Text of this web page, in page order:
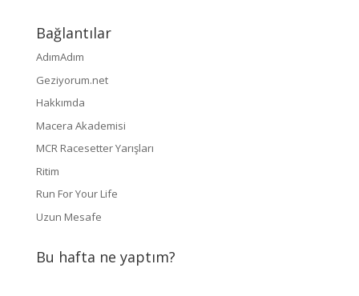
Bağlantılar
AdımAdım
Geziyorum.net
Hakkımda
Macera Akademisi
MCR Racesetter Yarışları
Ritim
Run For Your Life
Uzun Mesafe
Bu hafta ne yaptım?